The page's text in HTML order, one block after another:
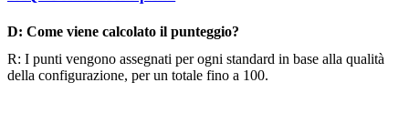
D: Come viene calcolato il punteggio?
R: I punti vengono assegnati per ogni standard in base alla qualità
della configurazione, per un totale fino a 100.